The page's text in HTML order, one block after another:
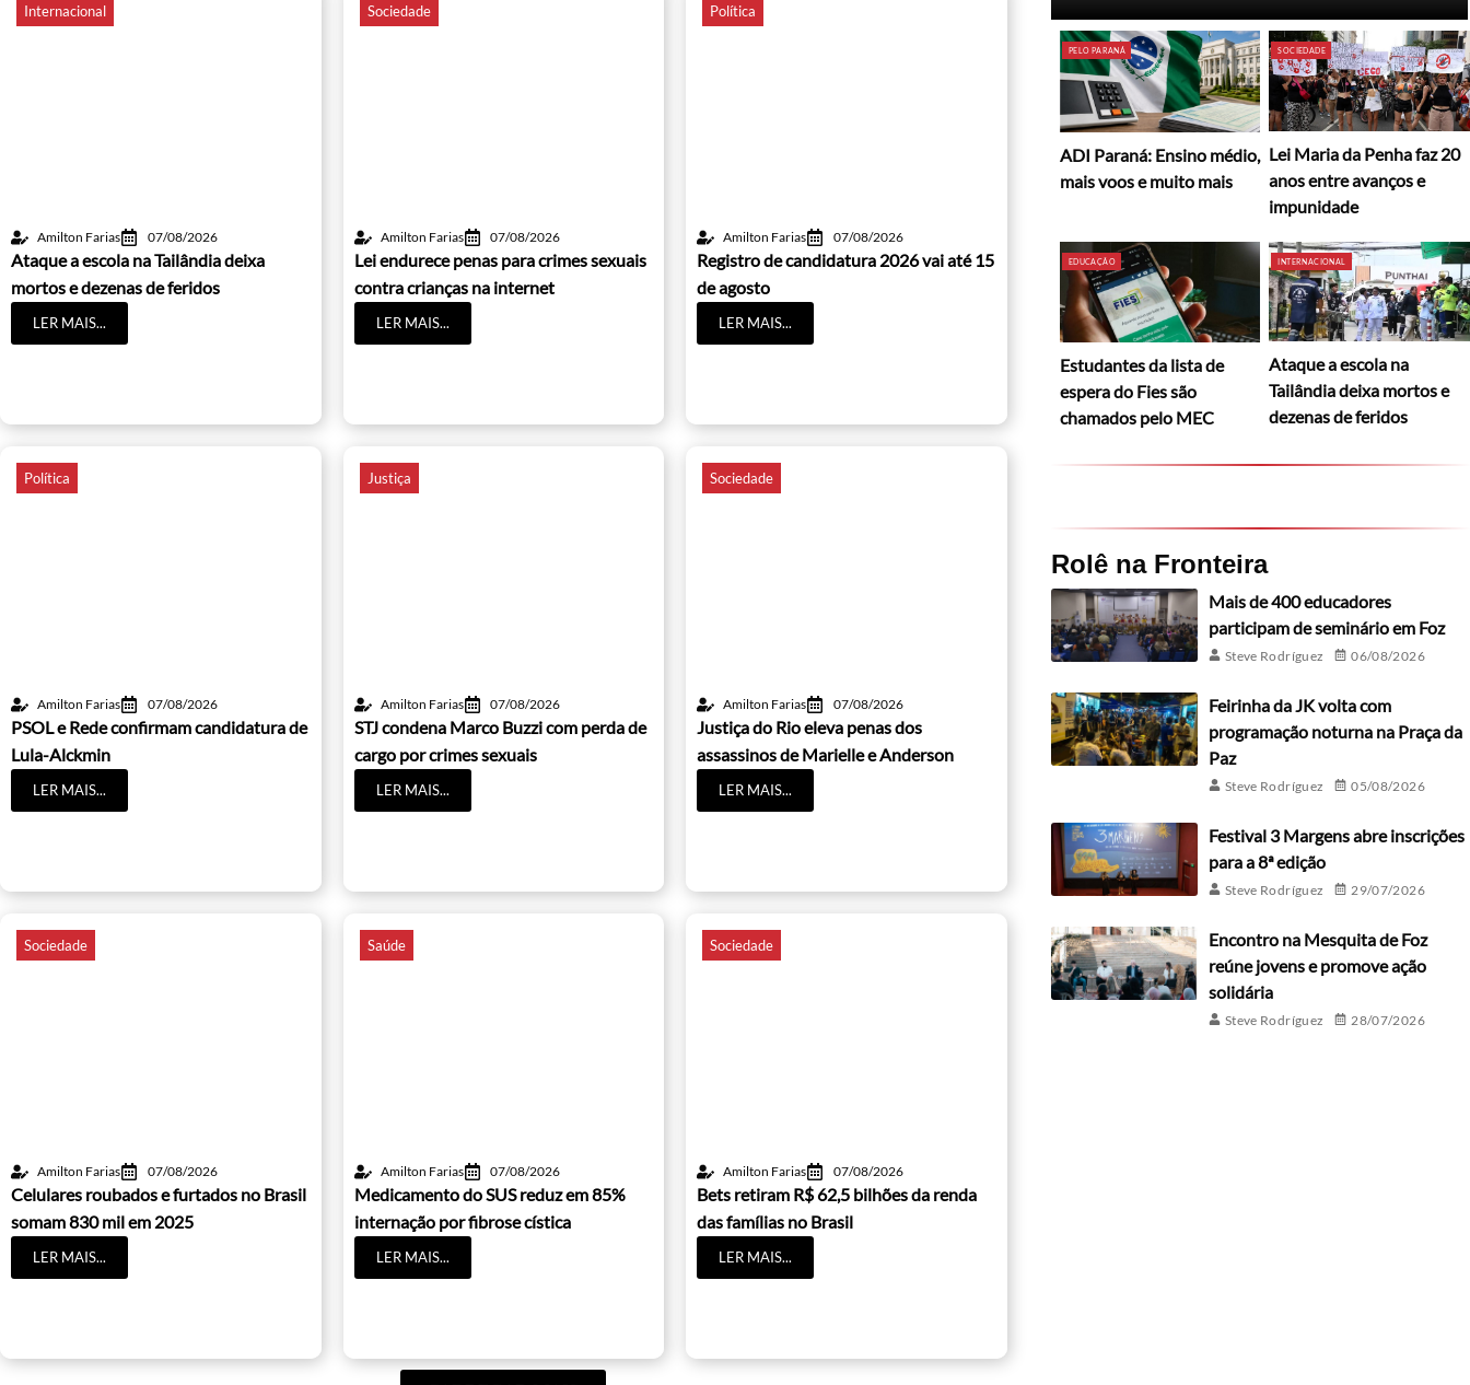
Internacional
Amilton Farias 07/08/2026
Ataque a escola na Tailândia deixa
mortos e dezenas de feridos
LER MAIS...
Sociedade
Amilton Farias 07/08/2026
Lei endurece penas para crimes sexuais
contra crianças na internet
LER MAIS...
Política
Amilton Farias 07/08/2026
Registro de candidatura 2026 vai até 15
de agosto
LER MAIS...
Política
Amilton Farias 07/08/2026
PSOL e Rede confirmam candidatura de
Lula-Alckmin
LER MAIS...
Justiça
Amilton Farias 07/08/2026
STJ condena Marco Buzzi com perda de
cargo por crimes sexuais
LER MAIS...
Sociedade
Amilton Farias 07/08/2026
Justiça do Rio eleva penas dos
assassinos de Marielle e Anderson
LER MAIS...
Sociedade
Amilton Farias 07/08/2026
Celulares roubados e furtados no Brasil
somam 830 mil em 2025
LER MAIS...
Saúde
Amilton Farias 07/08/2026
Medicamento do SUS reduz em 85%
internação por fibrose cística
LER MAIS...
Sociedade
Amilton Farias 07/08/2026
Bets retiram R$ 62,5 bilhões da renda
das famílias no Brasil
LER MAIS...
PELO PARANÁ
ADI Paraná: Ensino médio,
mais voos e muito mais
SOCIEDADE
Lei Maria da Penha faz 20
anos entre avanços e
impunidade
EDUCAÇÃO
Estudantes da lista de
espera do Fies são
chamados pelo MEC
INTERNACIONAL
Ataque a escola na
Tailândia deixa mortos e
dezenas de feridos
Rolê na Fronteira
Mais de 400 educadores
participam de seminário em Foz
Steve Rodríguez 06/08/2026
Feirinha da JK volta com
programação noturna na Praça da
Paz
Steve Rodríguez 05/08/2026
Festival 3 Margens abre inscrições
para a 8ª edição
Steve Rodríguez 29/07/2026
Encontro na Mesquita de Foz
reúne jovens e promove ação
solidária
Steve Rodríguez 28/07/2026